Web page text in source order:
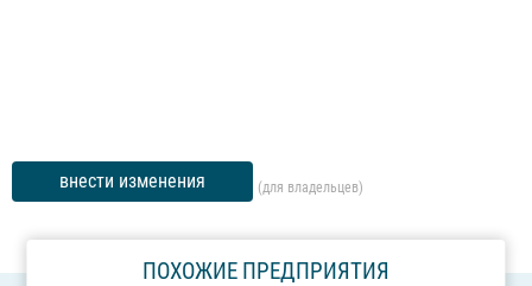
внести изменения (для владельцев)
ПОХОЖИЕ ПРЕДПРИЯТИЯ